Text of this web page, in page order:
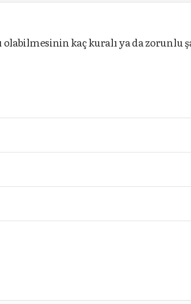
olabilmesinin kaç kuralı ya da zorunlu